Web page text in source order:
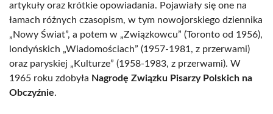
artykuły oraz krótkie opowiadania. Pojawiały się one na
łamach różnych czasopism, w tym nowojorskiego dziennika
„Nowy Świat”, a potem w „Związkowcu” (Toronto od 1956),
londyńskich „Wiadomościach” (1957-1981, z przerwami)
oraz paryskiej „Kulturze” (1958-1983, z przerwami). W
1965 roku zdobyła Nagrodę Związku Pisarzy Polskich na
Obczyźnie.